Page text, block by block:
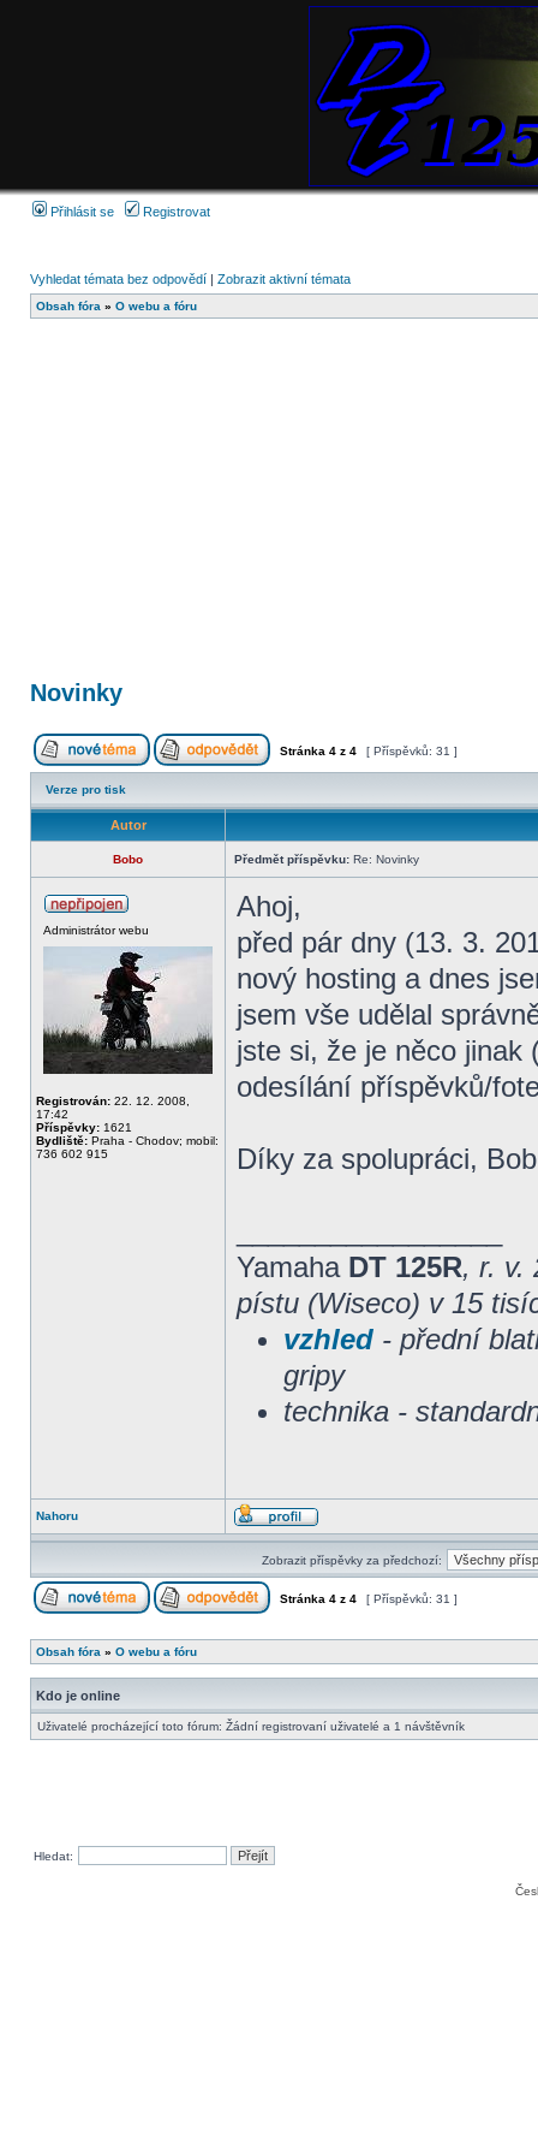
Přihlásit se Registrovat
Vyhledat témata bez odpovědí | Zobrazit aktivní témata
Obsah fóra » O webu a fóru
Novinky
Stránka 4 z 4 [ Příspěvků: 31 ]
Verze pro tisk
Autor
Bobo Předmět příspěvku: Re: Novinky
Administrátor webu
Registrován: 22. 12. 2008,
17:42
Příspěvky: 1621
Bydliště: Praha - Chodov; mobil:
736 602 915
Ahoj,
před pár dny (13. 3.
nový hosting a dnes
jsem vše udělal
jste si, že je něco jinak
odesílání příspěvků/
Díky za spolupráci,
Yamaha DT 125R, r. v.
pístu (Wiseco) v 15
vzhled - přední
gripy
technika -
Nahoru
Zobrazit příspěvky za předchozí:
Stránka 4 z 4 [ Příspěvků: 31 ]
Obsah fóra » O webu a fóru
Kdo je online
Uživatelé procházející toto fórum: Žádní registrovaní uživatelé a 1 návštěvník
Hledat: